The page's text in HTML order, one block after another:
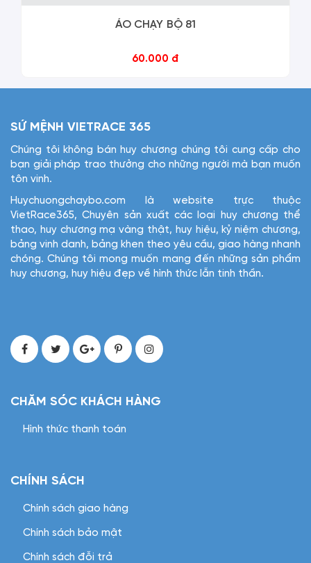
ÁO CHẠY BỘ 81
60.000 đ
SỨ MỆNH VIETRACE 365
Chúng tôi không bán huy chương chúng tôi cung cấp cho
bạn giải pháp trao thưởng cho những người mà bạn muốn
tôn vinh.
Huychuongchaybo.com là website trực thuộc
VietRace365, Chuyên sản xuất các loại huy chương thể
thao, huy chương mạ vàng thật, huy hiệu, kỷ niệm chương,
bảng vinh danh, bảng khen theo yêu cầu, giao hàng nhanh
chóng. Chúng tôi mong muốn mang đến những sản phẩm
huy chương, huy hiệu đẹp về hình thức lẫn tinh thần.
CHĂM SÓC KHÁCH HÀNG
Hình thức thanh toán
CHÍNH SÁCH
Chính sách giao hàng
Chính sách bảo mật
Chính sách đỗi trả